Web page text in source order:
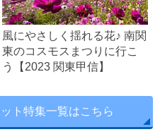
風にやさしく揺れる花♪ 南関
東のコスモスまつりに行こ
う【2023 関東甲信】
ト特集一覧はこちら